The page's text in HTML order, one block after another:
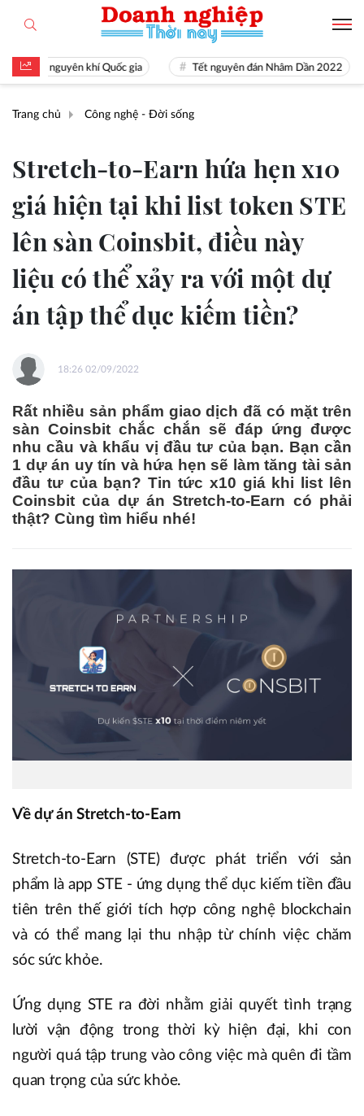
là nguyên khí Quốc gia Tết nguyên đán Nhâm Dần 2022
Trang chủ Công nghệ - Đời sống
Stretch-to-Earn hứa hẹn x10
giá hiện tại khi list token STE
lên sàn Coinsbit, điều này
liệu có thể xảy ra với một dự
án tập thể dục kiếm tiền?
18:26 02/09/2022
Rất nhiều sản phẩm giao dịch đã có mặt trên
sàn Coinsbit chắc chắn sẽ đáp ứng được
nhu cầu và khẩu vị đầu tư của bạn. Bạn cần
1 dự án uy tín và hứa hẹn sẽ làm tăng tài sản
đầu tư của bạn? Tin tức x10 giá khi list lên
Coinsbit của dự án Stretch-to-Earn có phải
thật? Cùng tìm hiểu nhé!
Về dự án Stretch-to-Earn
Stretch-to-Earn (STE) được phát triển với sản
phẩm là app STE - ứng dụng thể dục kiếm tiền đầu
tiên trên thế giới tích hợp công nghệ blockchain
và có thể mang lại thu nhập từ chính việc chăm
sóc sức khỏe.
Ứng dụng STE ra đời nhằm giải quyết tình trạng
lười vận động trong thời kỳ hiện đại, khi con
người quá tập trung vào công việc mà quên đi tầm
quan trọng của sức khỏe.